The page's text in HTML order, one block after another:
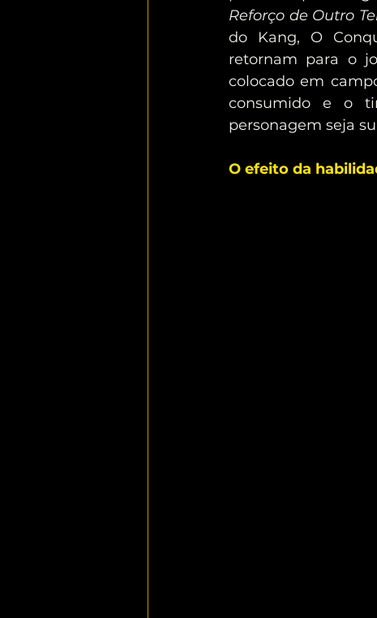
Reforço de Outro
do Kang, O
retornam para o
colocado em
consumido e o
personagem seja
O efeito da